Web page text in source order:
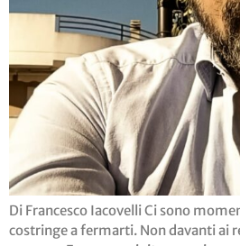
Di Francesco Iacovelli Ci sono
costringe a fermarti. Non davanti ai